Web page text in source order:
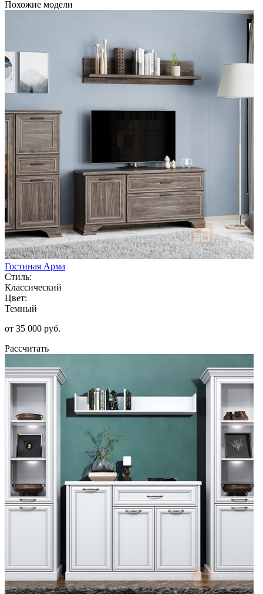
Похожие модели
Гостиная Арма
Стиль:
Классический
Цвет:
Темный
от 35 000 руб.
Рассчитать